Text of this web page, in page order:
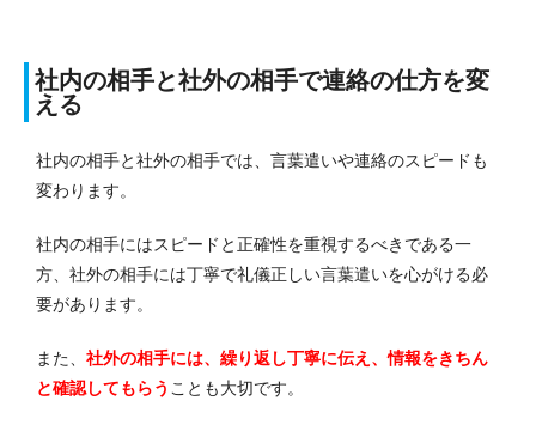
社内の相手と社外の相手で連絡の仕方を変
える
社内の相手と社外の相手では、言葉遣いや連絡のスピードも
変わります。
社内の相手にはスピードと正確性を重視するべきである一
方、社外の相手には丁寧で礼儀正しい言葉遣いを心がける必
要があります。
また、 社外の相手には、繰り返し丁寧に伝え、情報をきちん
と確認してもらう ことも大切です。